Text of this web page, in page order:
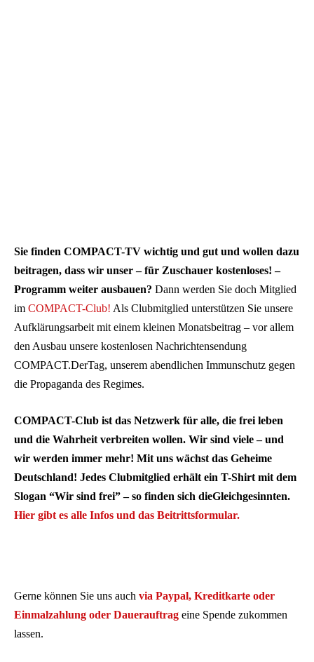
Sie finden COMPACT-TV wichtig und gut und wollen dazu
beitragen, dass wir unser – für Zuschauer kostenloses! –
Programm weiter ausbauen? Dann werden Sie doch Mitglied
im COMPACT-Club! Als Clubmitglied unterstützen Sie unsere
Aufklärungsarbeit mit einem kleinen Monatsbeitrag – vor allem
den Ausbau unsere kostenlosen Nachrichtensendung
COMPACT.DerTag, unserem abendlichen Immunschutz gegen
die Propaganda des Regimes.
COMPACT-Club ist das Netzwerk für alle, die frei leben
und die Wahrheit verbreiten wollen. Wir sind viele – und
wir werden immer mehr! Mit uns wächst das Geheime
Deutschland! Jedes Clubmitglied erhält ein T-Shirt mit dem
Slogan “Wir sind frei” – so finden sich dieGleichgesinnten.
Hier gibt es alle Infos und das Beitrittsformular.
Gerne können Sie uns auch via Paypal, Kreditkarte oder
Einmalzahlung oder Dauerauftrag eine Spende zukommen
lassen.